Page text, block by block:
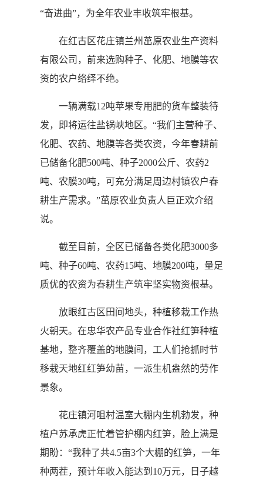
“奋进曲”，为全年农业丰收筑牢根基。
在红古区花庄镇兰州茁原农业生产资料
有限公司，前来选购种子、化肥、地膜等农
资的农户络绎不绝。
一辆满载12吨苹果专用肥的货车整装待
发，即将运往盐锅峡地区。“我们主营种子、
化肥、农药、地膜等各类农资，今年春耕前
已储备化肥500吨、种子2000公斤、农药2
吨、农膜30吨，可充分满足周边村镇农户春
耕生产需求。”茁原农业负责人巨正欢介绍
说。
截至目前，全区已储备各类化肥3000多
吨、种子60吨、农药15吨、地膜200吨，量足
质优的农资为春耕生产筑牢坚实物资根基。
放眼红古区田间地头，种植移栽工作热
火朝天。在忠华农产品专业合作社红笋种植
基地，整齐覆盖的地膜间，工人们抢抓时节
移栽天地红红笋幼苗，一派生机盎然的劳作
景象。
花庄镇河咀村温室大棚内生机勃发，种
植户苏承虎正忙着管护棚内红笋，脸上满是
期盼：“我种了共4.5亩3个大棚的红笋，一年
种两茬，预计年收入能达到10万元，日子越